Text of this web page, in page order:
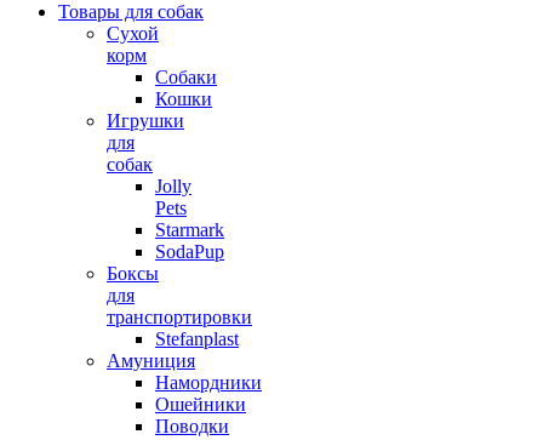
Товары для собак
Сухой
корм
Собаки
Кошки
Игрушки
для
собак
Jolly
Pets
Starmark
SodaPup
Боксы
для
транспортировки
Stefanplast
Амуниция
Намордники
Ошейники
Поводки